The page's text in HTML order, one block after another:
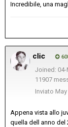
Incredibile, una
clic
Joined: 04-
11907
Inviato
Appena vista allo
quella dell anno del